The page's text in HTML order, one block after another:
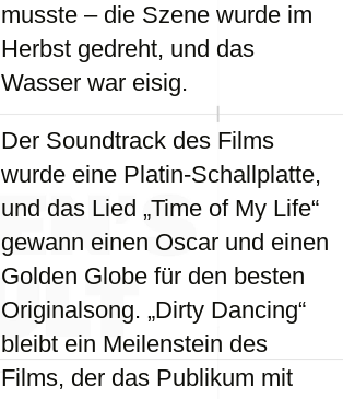
musste – die Szene wurde im
Herbst gedreht, und das
Wasser war eisig.
Der Soundtrack des Films
wurde eine Platin-Schallplatte,
und das Lied „Time of My Life“
gewann einen Oscar und einen
Golden Globe für den besten
Originalsong. „Dirty Dancing“
bleibt ein Meilenstein des
Films, der das Publikum mit